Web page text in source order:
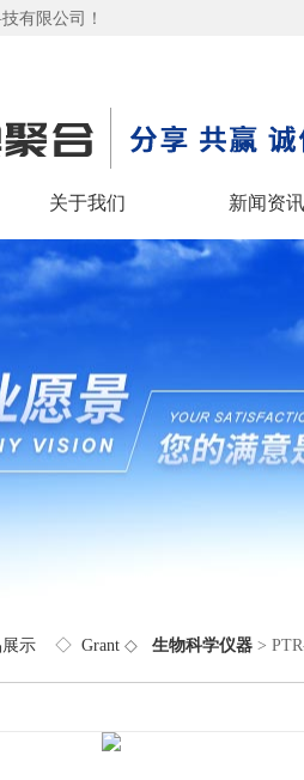
有限公司！
关于我们 新闻资讯
示 ◇ Grant ◇ 生物科学仪器 >